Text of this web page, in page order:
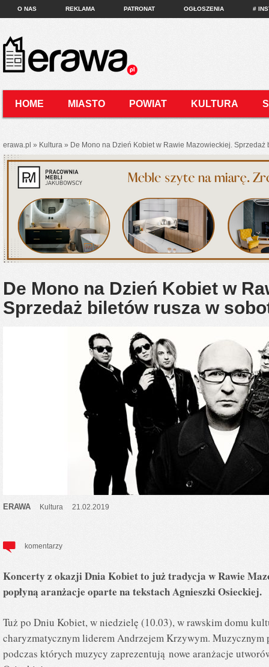
O NAS REKLAMA PATRONAT OGŁOSZENIA #
HOME MIASTO POWIAT KULTURA
erawa.pl » Kultura » De Mono na Dzień Kobiet w Rawie Mazowieckiej.
De Mono na Dzień Kobiet w
Sprzedaż biletów rusza w
ERAWA Kultura 21.02.2019
komentarzy
Koncerty z okazji Dnia Kobiet to już tradycja w Rawie
popłyną aranżacje oparte na tekstach Agnieszki Osieckiej.
Tuż po Dniu Kobiet, w niedzielę (10.03), w rawskim domu
charyzmatycznym liderem Andrzejem Krzywym. Muzycznym
podczas których muzycy zaprezentują nowe aranżacje